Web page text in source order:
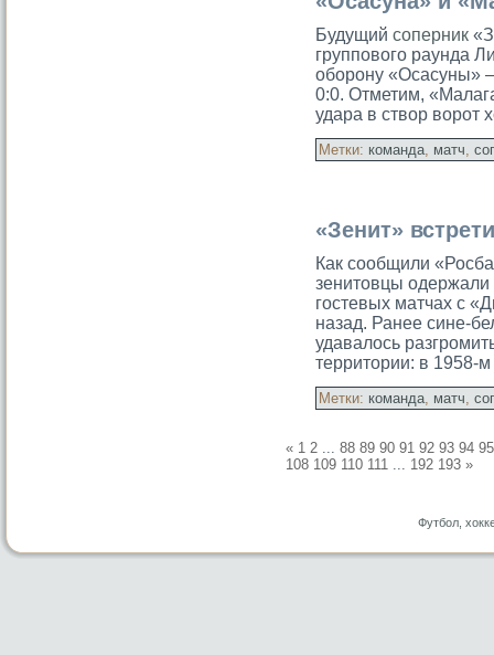
Будущий соперник
группового раунда
оборону «Осасуны»
0:0. Отметим,
удара в створ ворот
Метки: команда, матч,
«Зенит»
Как сообщили
зенитовцы
гостевых матчах с
назад. Ранее сине-
удавалοсь
территории: в 1958-
Метки: команда, матч,
« 1 2 ... 88 89 90 91 92 93 94 95
108 109 110 111 ... 192 193 »
Футбол,